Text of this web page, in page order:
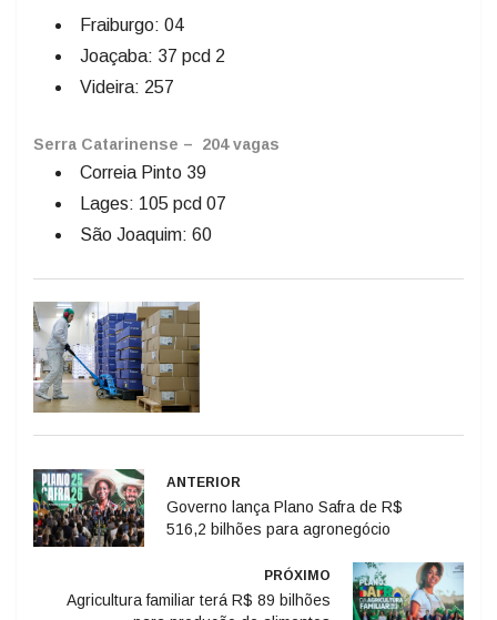
Fraiburgo: 04
Joaçaba: 37 pcd 2
Videira: 257
Serra Catarinense – 204 vagas
Correia Pinto 39
Lages: 105 pcd 07
São Joaquim: 60
ANTERIOR
Governo lança Plano Safra de R$
516,2 bilhões para agronegócio
PRÓXIMO
Agricultura familiar terá R$ 89 bilhões